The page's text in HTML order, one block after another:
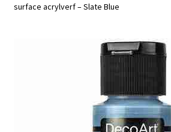
Workshops
Blog / DIY / Tutorials
surface acrylverf – Slate Blue